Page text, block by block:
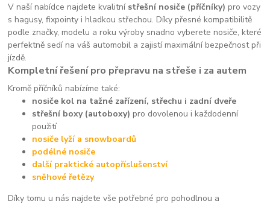
V naší nabídce najdete kvalitní střešní nosiče (příčníky) pro vozy
s hagusy, fixpointy i hladkou střechou. Díky přesné kompatibilitě
podle značky, modelu a roku výroby snadno vyberete nosiče, které
perfektně sedí na váš automobil a zajistí maximální bezpečnost při
jízdě.
Kompletní řešení pro přepravu na střeše i za autem
Kromě příčníků nabízíme také:
nosiče kol na tažné zařízení, střechu i zadní dveře
střešní boxy (autoboxy) pro dovolenou i každodenní
použití
nosiče lyží a snowboardů
podélné nosiče
další praktické autopříslušenství
sněhové řetězy
Díky tomu u nás najdete vše potřebné pro pohodlnou a